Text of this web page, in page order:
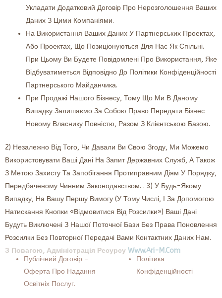
Укладати Додатковий Договір Про Нерозголошення Ваших
Даних З Цими Компаніями.
На Використання Ваших Даних У Партнерських Проектах,
Або Проектах, Що Позиціонуються Для Нас Як Спільні.
При Цьому Ви Будете Повідомлені Про Використання, Яке
Відбуватиметься Відповідно До Політики Конфіденційності
Партнерського Майданчика.
При Продажі Нашого Бізнесу, Тому Що Ми В Даному
Випадку Залишаємо За Собою Право Передати Бізнес
Новому Власнику Повністю, Разом З Клієнтською Базою.
2) Незалежно Від Того, Чи Давали Ви Свою Згоду, Ми Можемо
Використовувати Ваші Дані На Запит Державних Служб, А Також
З Метою Захисту Та Запобігання Протиправним Діям У Порядку,
Передбаченому Чинним Законодавством. . 3) У Будь-Якому
Випадку, На Вашу Першу Вимогу (у Тому Числі, І За Допомогою
Натискання Кнопки «відмовитися Від Розсилки») Ваші Дані
Будуть Виключені З Нашої Поточної Бази Без Права Поновлення
Розсилки Без Повторної Передачі Вами Контактних Даних Нам.
З Повагою, Адміністрація Ресурсу Www.ari-M.com
Публічний Договір –
Оферта Про Надання
Освітніх Послуг.
Політика
Конфіденційності